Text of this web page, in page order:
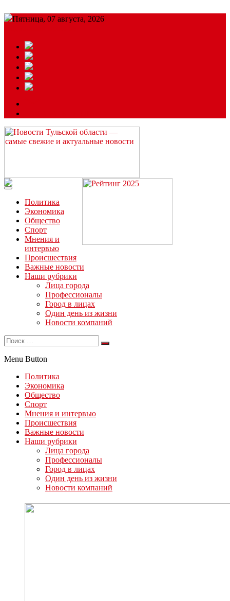
Пятница, 07 августа, 2026
Читайте последние новости дня в Тульской области на сайте
“ЗаНовомосковск”
Политика
Экономика
Общество
Спорт
Мнения и
интервью
Происшествия
Важные новости
Наши рубрики
Лица города
Профессионалы
Город в лицах
Один день из жизни
Новости компаний
Menu Button
Политика
Экономика
Общество
Спорт
Мнения и интервью
Происшествия
Важные новости
Наши рубрики
Лица города
Профессионалы
Город в лицах
Один день из жизни
Новости компаний